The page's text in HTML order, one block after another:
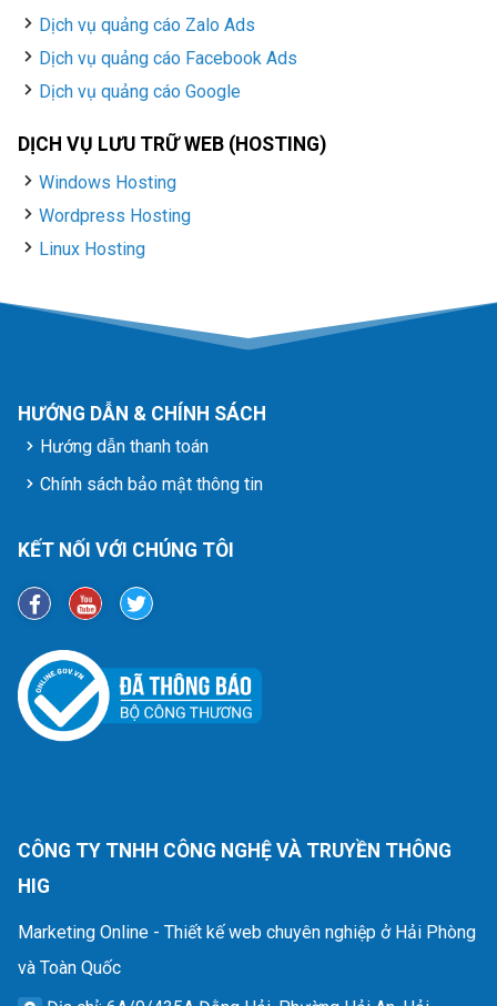
Dịch vụ quảng cáo Zalo Ads
Dịch vụ quảng cáo Facebook Ads
Dịch vụ quảng cáo Google
DỊCH VỤ LƯU TRỮ WEB (HOSTING)
Windows Hosting
Wordpress Hosting
Linux Hosting
HƯỚNG DẪN & CHÍNH SÁCH
Hướng dẫn thanh toán
Chính sách bảo mật thông tin
KẾT NỐI VỚI CHÚNG TÔI
CÔNG TY TNHH CÔNG NGHỆ VÀ TRUYỀN THÔNG
HIG
Marketing Online - Thiết kế web chuyên nghiệp ở Hải Phòng
và Toàn Quốc